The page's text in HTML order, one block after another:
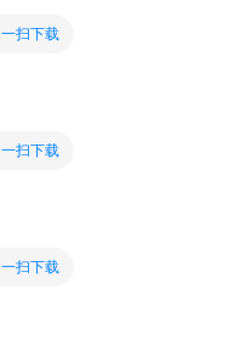
扫下载
扫下载
扫下载